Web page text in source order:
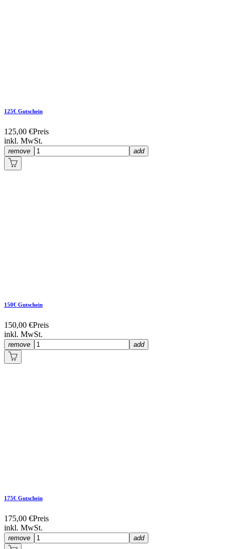
125€ Gutschein
125,00 €Preis
inkl. MwSt.
remove add
150€ Gutschein
150,00 €Preis
inkl. MwSt.
remove add
175€ Gutschein
175,00 €Preis
inkl. MwSt.
remove add